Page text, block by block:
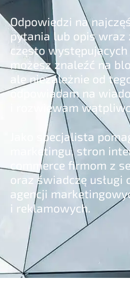
Odpowiedzi na
pytania lub opis wraz
często
możesz znaleźć na
ale niezależnie od
odpowiadam na
i rozwiewam
Jako specjalista
marketingu, stron
commerce firmom z
oraz świadczę usługi
agencji
i reklamowych.